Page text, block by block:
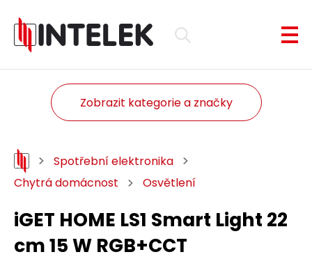
Zobrazit kategorie a značky
Spotřební elektronika
Chytrá domácnost
Osvětlení
iGET HOME LS1 Smart Light 22
cm 15 W RGB+CCT